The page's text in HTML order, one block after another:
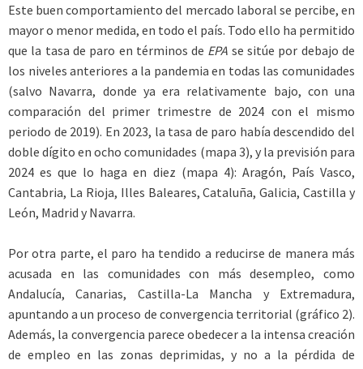
Este buen comportamiento del mercado laboral se percibe, en
mayor o menor medida, en todo el país. Todo ello ha permitido
que la tasa de paro en términos de EPA se sitúe por debajo de
los niveles anteriores a la pandemia en todas las comunidades
(salvo Navarra, donde ya era relativamente bajo, con una
comparación del primer trimestre de 2024 con el mismo
periodo de 2019). En 2023, la tasa de paro había descendido del
doble dígito en ocho comunidades (mapa 3), y la previsión para
2024 es que lo haga en diez (mapa 4): Aragón, País Vasco,
Cantabria, La Rioja, Illes Baleares, Cataluña, Galicia, Castilla y
León, Madrid y Navarra.
Por otra parte, el paro ha tendido a reducirse de manera más
acusada en las comunidades con más desempleo, como
Andalucía, Canarias, Castilla-La Mancha y Extremadura,
apuntando a un proceso de convergencia territorial (gráfico 2).
Además, la convergencia parece obedecer a la intensa creación
de empleo en las zonas deprimidas, y no a la pérdida de